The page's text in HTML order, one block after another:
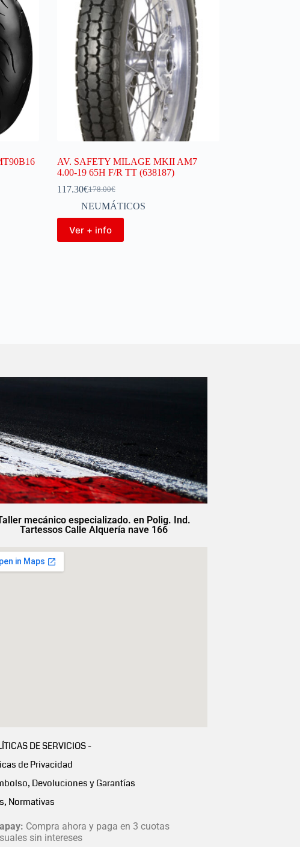
AV. SAFETY MILAGE MKII AM7
4.00-19 65H F/R TT (638187)
178.00€
117.30€
NEUMÁTICOS
Ver + info
mecánico especializado. en Polig. Ind.
Tartessos Calle Alquería nave 166
DE SERVICIOS -
de Privacidad
Devoluciones y Garantías
Normativas
Compra ahora y paga en 3 cuotas
sin intereses